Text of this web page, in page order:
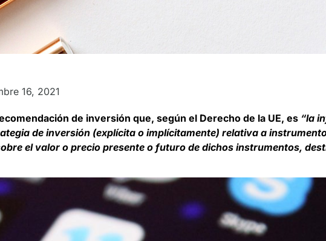
16, 2021
de inversión que, según el Derecho de la UE, es “la
de inversión (explícita o implícitamente) relativa a
el valor o precio presente o futuro de dichos instrumentos,